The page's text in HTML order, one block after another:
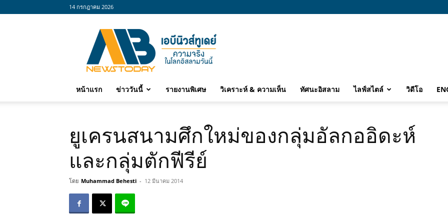
14 กรกฎาคม 2026
abnewstoday
หน้าแรก ข่าววันนี้ รายงานพิเศษ วิเคราะห์ & ความเห็น ทัศนะอิสลาม ไลฟ์สไตล์ วิดีโอ
ยูเครนสนามศึกใหม่ของกลุ่มอัลกออิดะห์
และกลุ่มตักฟีรีย์
โดย Muhammad Behesti - 12 มีนาคม 2014